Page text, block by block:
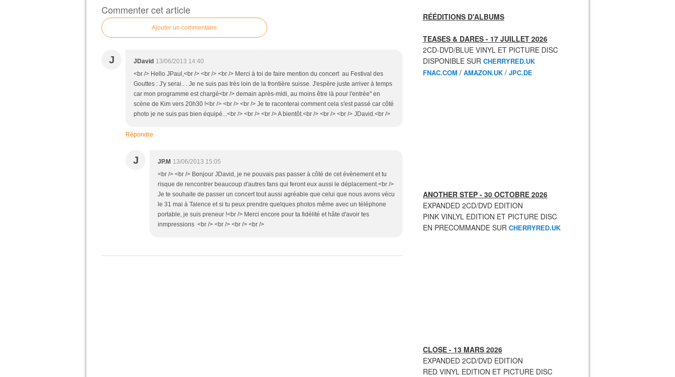
Commenter cet article
Ajouter un commentaire
J JDavid 13/06/2013 14:40
<br /> Hello JPaul,<br /> <br /> <br /> Merci à toi de faire mention du concert au Festival des
Gouttes : J'y serai.. . Je ne suis pas très loin de la frontière suisse. J'espère juste arriver à temps
car mon programme est chargé<br /> demain après-midi, au moins être là pour l'entrée" en
scène de Kim vers 20h30 !<br /> <br /> <br /> Je te raconterai comment cela s'est passé car côté
photo je ne suis pas bien équipé...<br /> <br /> <br /> A bientôt.<br /> <br /> <br /> JDavid.<br />
Répondre
J JP.M 13/06/2013 15:05
<br /> <br /> Bonjour JDavid, je ne pouvais pas passer à côté de cet évènement et tu
risque de rencontrer beaucoup d'autres fans qui feront eux aussi le déplacement.<br />
Je te souhaite de passer un concert tout aussi agréable que celui que nous avons vécu
le 31 mai à Talence et si tu peux prendre quelques photos même avec un téléphone
portable, je suis preneur !<br /> Merci encore pour ta fidélité et hâte d'avoir tes
inmpressions <br /> <br /> <br /> <br />
RÉÉDITIONS D'ALBUMS
TEASES & DARES - 17 JUILLET 2026
2CD-DVD/BLUE VINYL ET PICTURE DISC
DISPONIBLE SUR CHERRYRED.UK
FNAC.COM / AMAZON.UK / JPC.DE
ANOTHER STEP - 30 OCTOBRE 2026
EXPANDED 2CD/DVD EDITION
PINK VINLYL EDITION ET PICTURE DISC
EN PRECOMMANDE SUR CHERRYRED.UK
CLOSE - 13 MARS 2026
EXPANDED 2CD/DVD EDITION
RED VINYL EDITION ET PICTURE DISC